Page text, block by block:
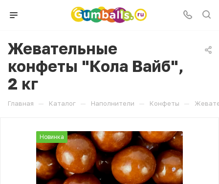
Жевательные
конфеты "Кола Вайб",
2 кг
Главная — Каталог — Наполнители — Конфеты —
Новинка